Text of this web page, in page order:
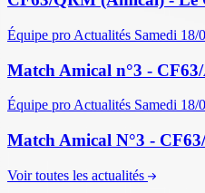
Équipe pro Actualités Samedi 18/
Match Amical n°3 -
Équipe proActualités Samedi 18/
Match Amical N°3 -
Voir toutes les actualités